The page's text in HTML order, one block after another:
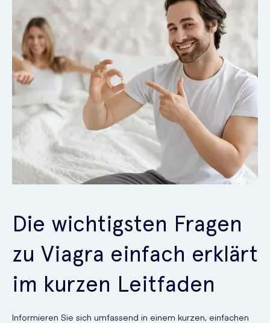
Die wichtigsten Fragen
zu Viagra einfach erklärt
im kurzen Leitfaden
Informieren Sie sich umfassend in einem kurzen, einfachen